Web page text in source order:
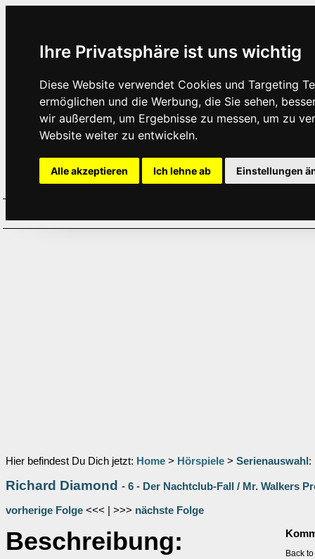
Ihre Privatsphäre ist uns wichtig
Diese Website verwendet Cookies und Targeting
ermöglichen und die Werbung, die Sie sehen,
wir außerdem, um Ergebnisse zu messen, um zu
Website weiter zu entwickeln.
Alle akzeptieren Ich lehne ab Einstellungen
Hier befindest Du Dich jetzt: Home > Hörspiele > Serienauswahl :
Richard Diamond - 6 - Der Nachtclub-Fall / Mr. Walkers
vorherige Folge <<< | >>> nächste Folge
Beschreibung:
Back